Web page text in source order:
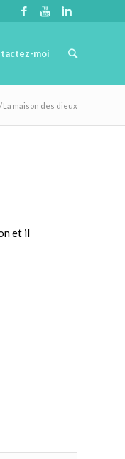
moi
/La maison des dieux
et il